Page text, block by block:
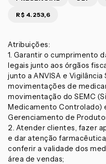
R$ 4.253,6
Atribuições:
1. Garantir o cumprimento
legais junto aos órgãos
junto a ANVISA e Vigilância
movimentações de
movimentação do SEMC
Medicamento Controlado)
Gerenciamento de
2. Atender clientes, fazer
e dar atenção
conferir a validade dos
área de vendas;